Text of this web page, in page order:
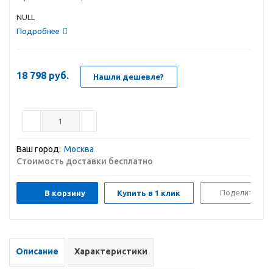
NULL
Подробнее
18 798 руб. Нашли дешевле?
Ваш город: Москва
Стоимость доставки бесплатно
В корзину Купить в 1 клик Поделиться
Описание Характеристики